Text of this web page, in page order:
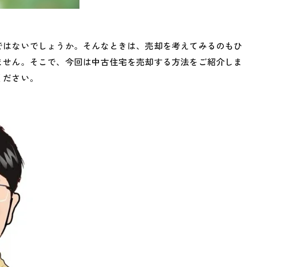
ないでしょうか。そんなときは、売却を考えてみるのもひ
ん。そこで、今回は中古住宅を売却する方法をご紹介しま
さい。